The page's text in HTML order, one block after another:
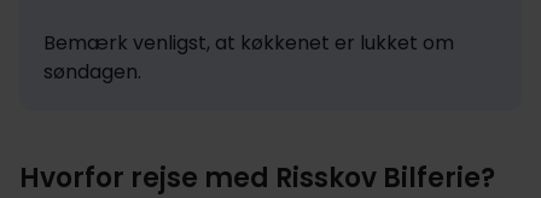
Bemærk venligst, at køkkenet er lukket om
søndagen.
Hvorfor rejse med Risskov Bilferie?